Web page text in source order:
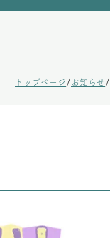
トップページ/ お知らせ/